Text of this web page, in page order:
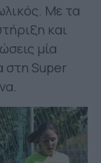
Με τα
και
μία
στη Super